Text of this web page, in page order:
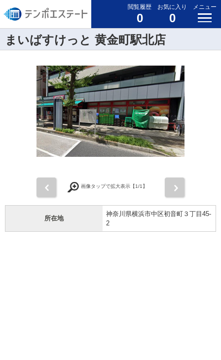
閲覧履歴
0
お気に入り
0
メニュー
まいばすけっと 黄金町駅北店
画像タップで拡大表示【1/1】
所在地
神奈川県横浜市中区初音町３丁目45-
2